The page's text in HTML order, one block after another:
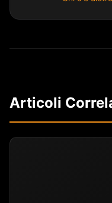
Articoli